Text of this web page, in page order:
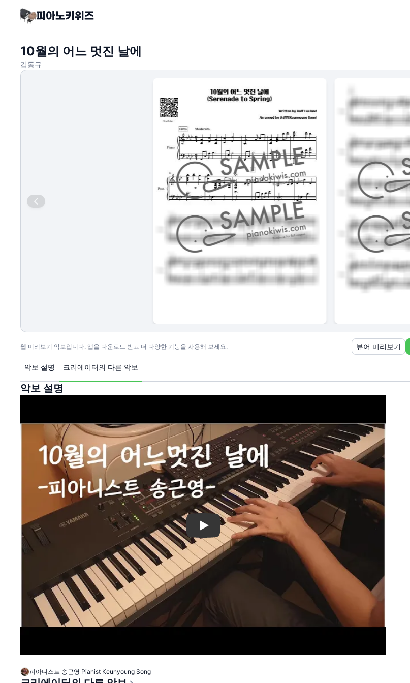
10월의 어느 멋진 날에
김동규
웹 미리보기 악보입니다. 앱을 다운로드 받고 더 다양한 기능을 사용해 보세요. 뷰어 미리보기
악보 설명 크리에이터의 다른 악보
악보 설명
Play
피아니스트 송근영 Pianist Keunyoung Song